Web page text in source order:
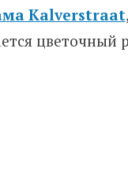
Kalverstraat
цветочный